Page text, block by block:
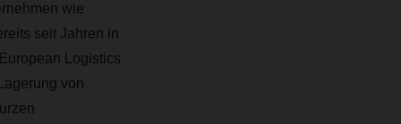
wie
seit Jahren in
Logistics
von